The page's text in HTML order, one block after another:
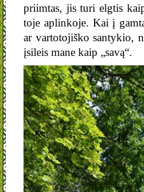
priimtas, jis turi elgtis
toje aplinkoje. Kai į
ar vartotojiško santykio,
įsileis mane kaip „savą“.